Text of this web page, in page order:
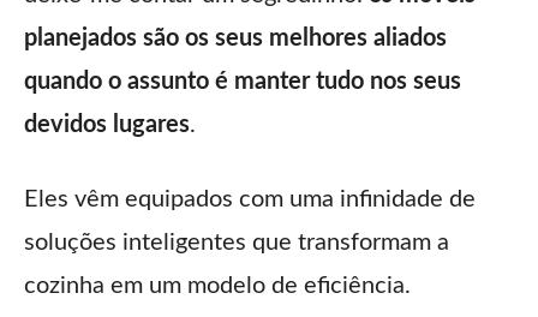
planejados são os seus melhores aliados
quando o assunto é manter tudo nos seus
devidos lugares.
Eles vêm equipados com uma infinidade de
soluções inteligentes que transformam a
cozinha em um modelo de eficiência.